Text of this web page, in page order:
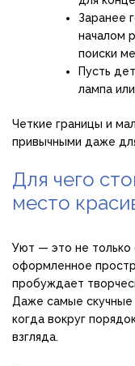
Заранее
началом
поиски
Пусть
лампа
Четкие границы и
привычными даже
Для чего
место
Уют — это не
оформленное
пробуждает
Даже самые скучные
когда вокруг
взгляда.